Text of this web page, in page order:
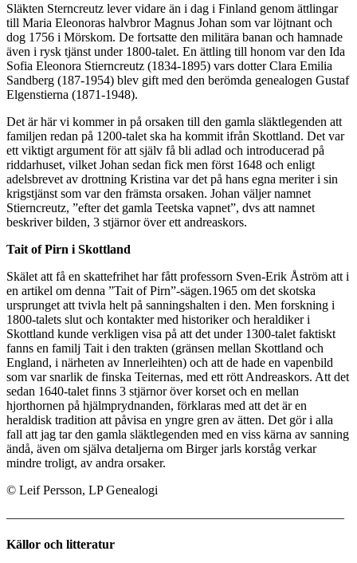
Släkten Sterncreutz lever vidare än i dag i Finland genom ättlingar
till Maria Eleonoras halvbror Magnus Johan som var löjtnant och
dog 1756 i Mörskom. De fortsatte den militära banan och hamnade
även i rysk tjänst under 1800-talet. En ättling till honom var den Ida
Sofia Eleonora Stierncreutz (1834-1895) vars dotter Clara Emilia
Sandberg (187-1954) blev gift med den berömda genealogen Gustaf
Elgenstierna (1871-1948).
Det är här vi kommer in på orsaken till den gamla släktlegenden att
familjen redan på 1200-talet ska ha kommit ifrån Skottland. Det var
ett viktigt argument för att själv få bli adlad och introducerad på
riddarhuset, vilket Johan sedan fick men först 1648 och enligt
adelsbrevet av drottning Kristina var det på hans egna meriter i sin
krigstjänst som var den främsta orsaken. Johan väljer namnet
Stierncreutz, ”efter det gamla Teetska vapnet”, dvs att namnet
beskriver bilden, 3 stjärnor över ett andreaskors.
Tait of Pirn i Skottland
Skälet att få en skattefrihet har fått professorn Sven-Erik Åström att i
en artikel om denna ”Tait of Pirn”-sägen.1965 om det skotska
ursprunget att tvivla helt på sanningshalten i den. Men forskning i
1800-talets slut och kontakter med historiker och heraldiker i
Skottland kunde verkligen visa på att det under 1300-talet faktiskt
fanns en familj Tait i den trakten (gränsen mellan Skottland och
England, i närheten av Innerleihten) och att de hade en vapenbild
som var snarlik de finska Teiternas, med ett rött Andreaskors. Att det
sedan 1640-talet finns 3 stjärnor över korset och en mellan
hjorthornen på hjälmprydnanden, förklaras med att det är en
heraldisk tradition att påvisa en yngre gren av ätten. Det gör i alla
fall att jag tar den gamla släktlegenden med en viss kärna av sanning
ändå, även om själva detaljerna om Birger jarls korståg verkar
mindre troligt, av andra orsaker.
© Leif Persson, LP Genealogi
——————————————————————————–
Källor och litteratur